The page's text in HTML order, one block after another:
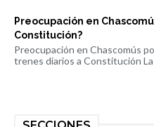
Preocupación en
Constitución?
Preocupación en Chascomús
trenes diarios a Constitución